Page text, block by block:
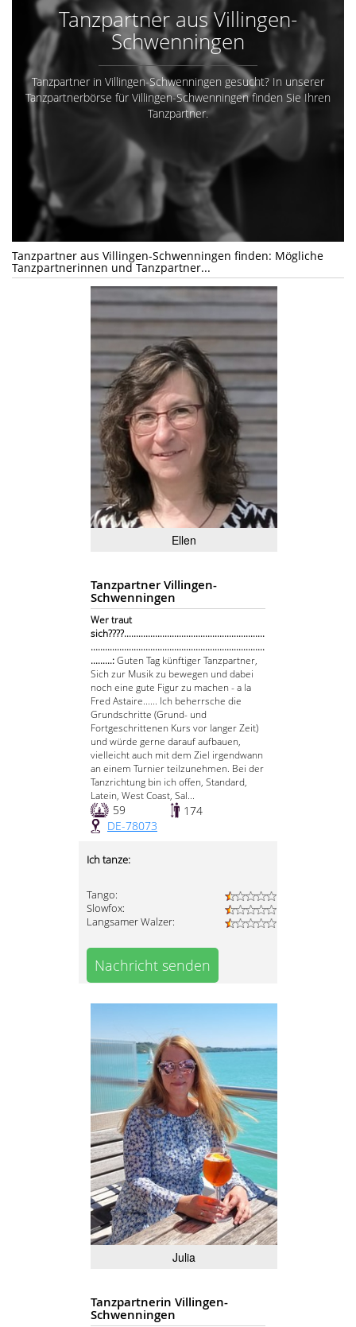
Tanzpartner aus Villingen-
Schwenningen
Tanzpartner in Villingen-Schwenningen gesucht? In unserer
Tanzpartnerbörse für Villingen-Schwenningen finden Sie Ihren
Tanzpartner.
Tanzpartner aus Villingen-Schwenningen finden: Mögliche
Tanzpartnerinnen und Tanzpartner...
Ellen
Tanzpartner Villingen-
Schwenningen
Wer traut
sich????...........................................................
.........................................................................
.........:Guten Tag künftiger Tanzpartner,
Sich zur Musik zu bewegen und dabei
noch eine gute Figur zu machen - a la
Fred Astaire...... Ich beherrsche die
Grundschritte (Grund- und
Fortgeschrittenen Kurs vor langer Zeit)
und würde gerne darauf aufbauen,
vielleicht auch mit dem Ziel irgendwann
an einem Turnier teilzunehmen. Bei der
Tanzrichtung bin ich offen, Standard,
Latein, West Coast, Sal...
59
174
DE-78073
Ich tanze:
Tango:
Slowfox:
Langsamer Walzer:
Nachricht senden
Julia
Tanzpartnerin Villingen-
Schwenningen